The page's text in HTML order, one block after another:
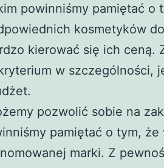
powinniśmy pamiętać o
kosmetyków
kierować się ich ceną.
w szczególności,
pozwolić sobie na
pamiętać o tym,
marki. Z